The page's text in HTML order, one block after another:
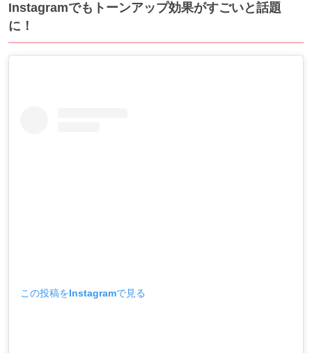
Instagramでもトーンアップ効果がすごいと話題
に！
この投稿をInstagramで見る